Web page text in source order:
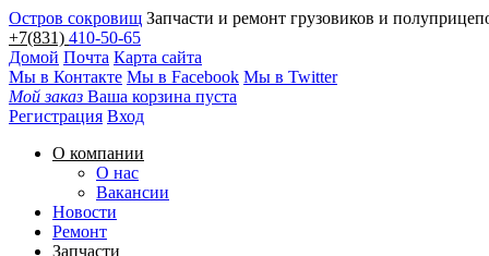
Остров сокровищ Запчасти и ремонт грузовиков и
+7(831) 410-50-65
Домой Почта Карта сайта
Мы в Контакте Мы в Facebook Мы в Twitter
Мой заказ Ваша корзина пуста
Регистрация Вход
О компании
О нас
Вакансии
Новости
Ремонт
Запчасти